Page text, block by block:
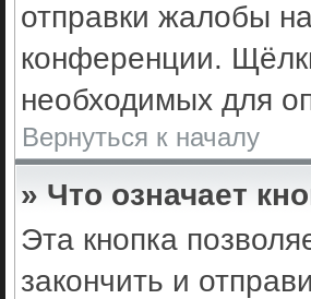
отправки жалобы
конференции.
необходимых для
Вернуться к началу
» Что означает
Эта кнопка
закончить и